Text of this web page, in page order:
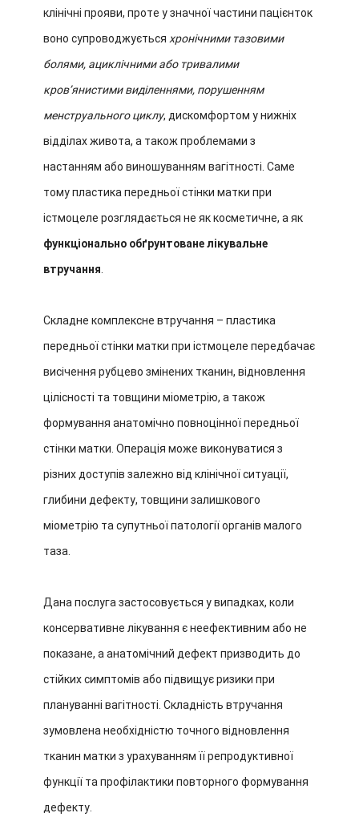
клінічні прояви, проте у значної частини пацієнток
воно супроводжується хронічними тазовими
болями, ациклічними або тривалими
кров’янистими виділеннями, порушенням
менструального циклу, дискомфортом у нижніх
відділах живота, а також проблемами з
настанням або виношуванням вагітності. Саме
тому пластика передньої стінки матки при
істмоцеле розглядається не як косметичне, а як
функціонально обґрунтоване лікувальне
втручання
Складне комплексне втручання – пластика
передньої стінки матки при істмоцеле передбачає
висічення рубцево змінених тканин, відновлення
цілісності та товщини міометрію, а також
формування анатомічно повноцінної передньої
стінки матки. Операція може виконуватися з
різних доступів залежно від клінічної ситуації,
глибини дефекту, товщини залишкового
міометрію та супутньої патології органів малого
таза.
Дана послуга застосовується у випадках, коли
консервативне лікування є неефективним або не
показане, а анатомічний дефект призводить до
стійких симптомів або підвищує ризики при
плануванні вагітності. Складність втручання
зумовлена необхідністю точного відновлення
тканин матки з урахуванням її репродуктивної
функції та профілактики повторного формування
дефекту.